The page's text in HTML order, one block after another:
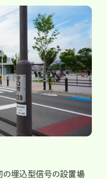
の埋込型信号の設置場